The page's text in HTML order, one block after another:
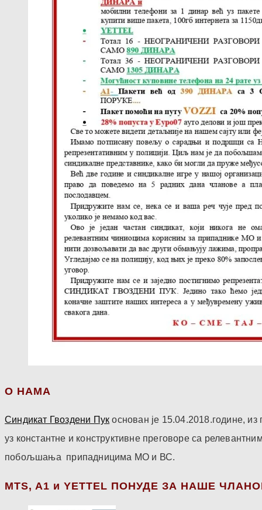
О НАМА
Синдикат Гвоздени Пук основан је 15.04.2018.године,
уз константне и конструктивне преговоре са
побољшања припадницима МО и ВС.
МТS, A1 и YETTEL ПОНУДЕ ЗА НАШЕ